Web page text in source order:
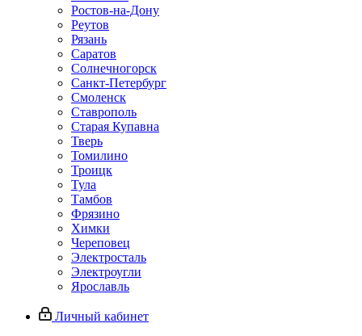
Ростов-на-Дону
Реутов
Рязань
Саратов
Солнечногорск
Санкт-Петербург
Смоленск
Ставрополь
Старая Купавна
Тверь
Томилино
Троицк
Тула
Тамбов
Фрязино
Химки
Череповец
Электросталь
Электроугли
Ярославль
Личный кабинет